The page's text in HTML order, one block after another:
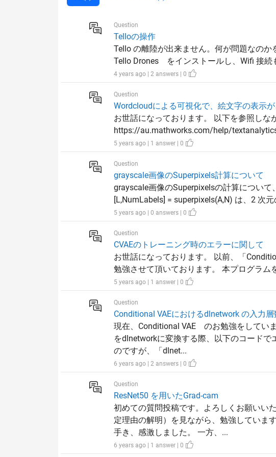
Question
Telloの操作
Tello の離陸が出来ません。何が問題なの
Tello Drones をインストールし、Wifi 接続
4 years ago | 2 answers | 0
Question
Wordcloudによる可視化で、絵文字の表示が
お世話になっております。 以下を参照しな
https://au.mathworks.com/help/
5 years ago | 1 answer | 0
Question
grayscale画像のSuperpixels計算について
grayscale画像のSuperpixelsの計算について
[L,NumLabels] = superpixels(A,N) は、2 次
5 years ago | 0 answers | 0
Question
CVAEのトレーニング時のエラーに関して
お世話になっております。 以前、「
勉強させて頂いております。 本プログラム
5 years ago | 1 answer | 0
Question
Conditional VAEにおけるdlnetwork の入力
現在、Conditional VAE のお勉強をしてい
をdlnetworkに変換する際、以下のコード
のですが、「dlnet...
6 years ago | 2 answers | 0
Question
ResNet50 を用いたGrad-cam
初めての質問投稿です。よろしくお願いい
定理由の解明）を見ながら、勉強していま
手き、感激しました。 一方、...
6 years ago | 1 answer | 0